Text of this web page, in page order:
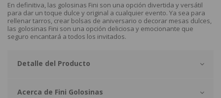
En definitiva, las golosinas Fini son una opción divertida y versátil
para dar un toque dulce y original a cualquier evento. Ya sea para
rellenar tarros, crear bolsas de aniversario o decorar mesas dulces,
las golosinas Fini son una opción deliciosa y emocionante que
seguro encantará a todos los invitados.
Detalle del Producto
Acerca de Fini Golosinas